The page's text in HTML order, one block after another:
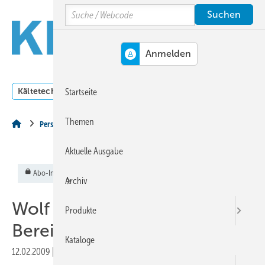
Hauptinhalt
Hauptmenü
SiteSearch
Kältetechnik Klimatechnik
Personalien
Abo-Inhalt
Wolf ➔ Verstärkung im
Bereich Kälte/Klima
12.02.2009
Search
Startseite
Themen
Aktuelle Ausgabe
Archiv
Produkte
Kataloge